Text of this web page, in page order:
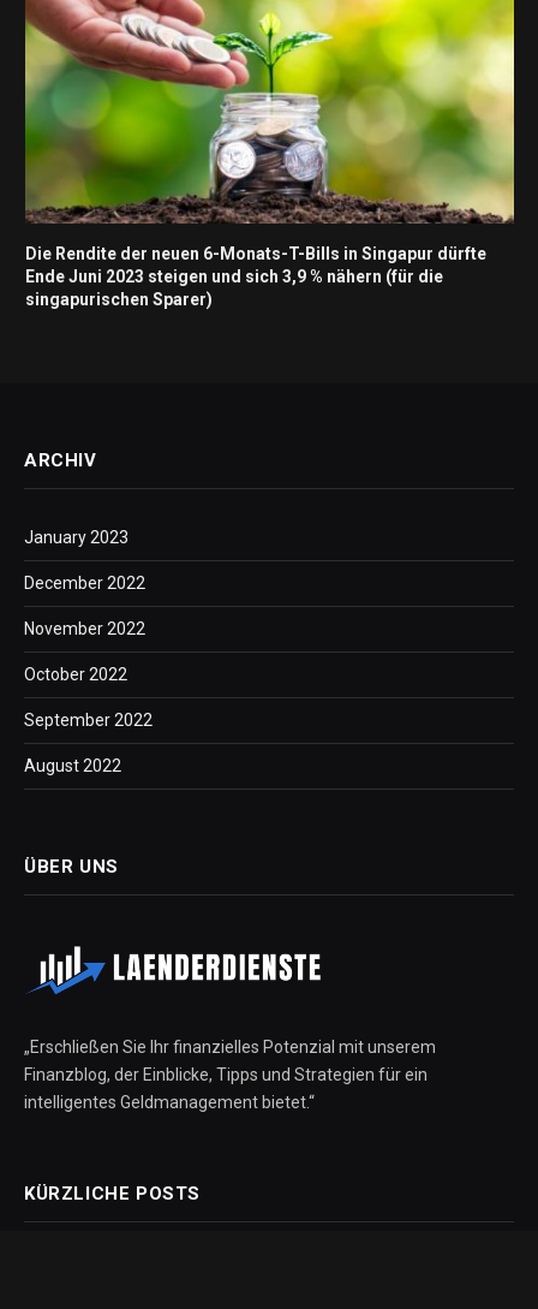
Die Rendite der neuen 6-Monats-T-Bills in Singapur dürfte
Ende Juni 2023 steigen und sich 3,9 % nähern (für die
singapurischen Sparer)
ARCHIV
January 2023
December 2022
November 2022
October 2022
September 2022
August 2022
ÜBER UNS
„Erschließen Sie Ihr finanzielles Potenzial mit unserem
Finanzblog, der Einblicke, Tipps und Strategien für ein
intelligentes Geldmanagement bietet.“
KÜRZLICHE POSTS